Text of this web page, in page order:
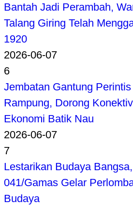
Bantah Jadi Perambah,
Talang Giring Telah
1920
2026-06-07
6
Jembatan Gantung
Rampung, Dorong
Ekonomi Batik Nau
2026-06-07
7
Lestarikan Budaya
041/Gamas Gelar
Budaya